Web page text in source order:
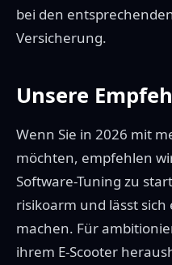
bei den
Versicherung.
Unsere
Wenn Sie in 2026 mit
möchten, empfehlen
Software-Tuning zu
risikoarm und lässt
machen. Für
ihrem E-Scooter